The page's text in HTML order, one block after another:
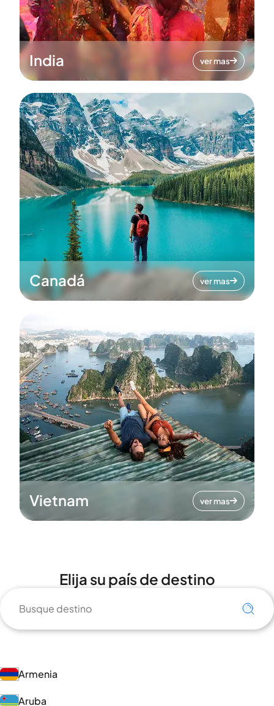
India ver mas
Canadá ver mas
Vietnam ver mas
Elija su país de destino
Armenia
Aruba